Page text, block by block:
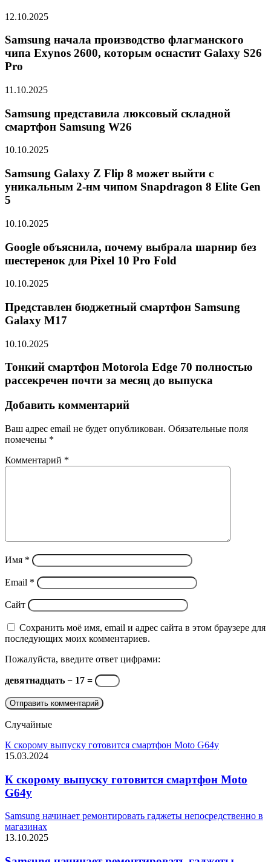
12.10.2025
Samsung начала производство флагманского
чипа Exynos 2600, которым оснастит Galaxy S26
Pro
11.10.2025
Samsung представила люксовый складной
смартфон Samsung W26
10.10.2025
Samsung Galaxy Z Flip 8 может выйти с
уникальным 2-нм чипом Snapdragon 8 Elite Gen
5
10.10.2025
Google объяснила, почему выбрала шарнир без
шестеренок для Pixel 10 Pro Fold
10.10.2025
Представлен бюджетный смартфон Samsung
Galaxy M17
10.10.2025
Тонкий смартфон Motorola Edge 70 полностью
рассекречен почти за месяц до выпуска
Добавить комментарий
Ваш адрес email не будет опубликован. Обязательные поля
помечены *
Комментарий *
Имя *
Email *
Сайт
Сохранить моё имя, email и адрес сайта в этом браузере для
последующих моих комментариев.
Пожалуйста, введите ответ цифрами:
девятнадцать − 17 =
Случайные
К скорому выпуску готовится смартфон Moto G64y
15.03.2024
К скорому выпуску готовится смартфон Moto
G64y
Samsung начинает ремонтировать гаджеты непосредственно в
магазинах
13.10.2025